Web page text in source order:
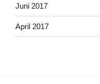
Juni 2017
April 2017